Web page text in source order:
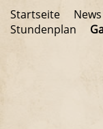
Startseite News
Stundenplan